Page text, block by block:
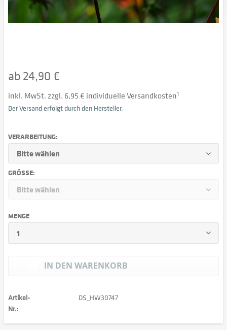
ab 24,90 €
inkl. MwSt. zzgl. 6,95 € individuelle Versandkosten1
Der Versand erfolgt durch den Hersteller.
VERARBEITUNG:
GRÖSSE:
MENGE
IN DEN WARENKORB
Artikel-
Nr.:
DS_HW30747